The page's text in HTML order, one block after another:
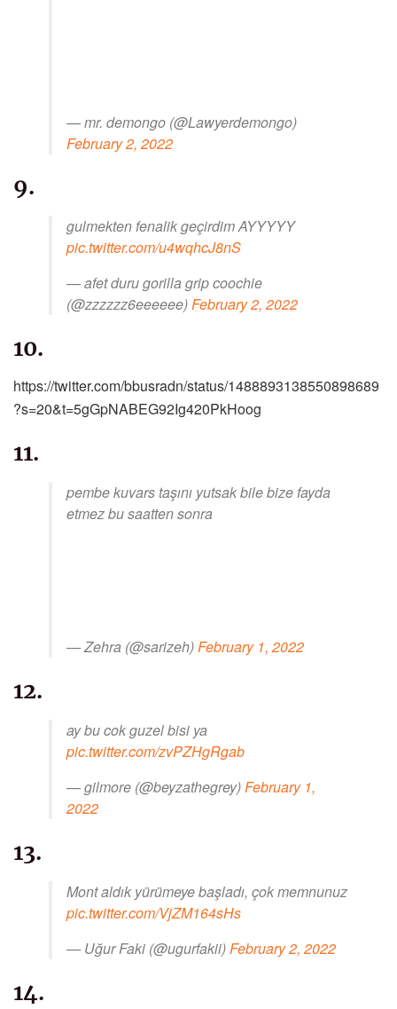
— mr. demongo (@Lawyerdemongo)
February 2, 2022
9.
gulmekten fenalik geçirdim AYYYYY
pic.twitter.com/u4wqhcJ8nS
— afet duru gorilla grip coochie
(@zzzzzz6eeeeee)February 2, 2022
10.
https://twitter.com/bbusradn/status/1488893138550898689
?s=20&t=5gGpNABEG92Ig420PkHoog
11.
pembe kuvars taşını yutsak bile bize fayda
etmez bu saatten sonra
— Zehra (@sarizeh)February 1, 2022
12.
ay bu cok guzel bisi ya
pic.twitter.com/zvPZHgRgab
— gilmore (@beyzathegrey)February 1,
2022
13.
Mont aldık yürümeye başladı, çok memnunuz
pic.twitter.com/VjZM164sHs
— Uğur Faki (@ugurfakii)February 2, 2022
14.